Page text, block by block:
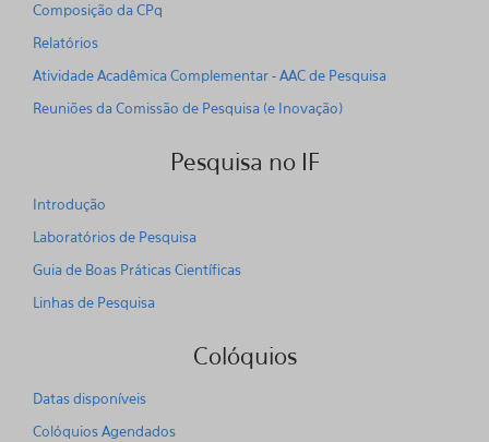
Composição da CPq
Relatórios
Atividade Acadêmica Complementar - AAC de Pesquisa
Reuniões da Comissão de Pesquisa (e Inovação)
Pesquisa no IF
Introdução
Laboratórios de Pesquisa
Guia de Boas Práticas Científicas
Linhas de Pesquisa
Colóquios
Datas disponíveis
Colóquios Agendados